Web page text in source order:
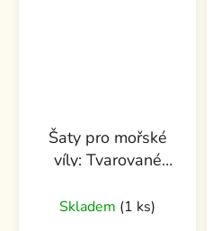
Šaty pro mořské
víly: Tvarované
samolepkami
Skladem (1 ks)